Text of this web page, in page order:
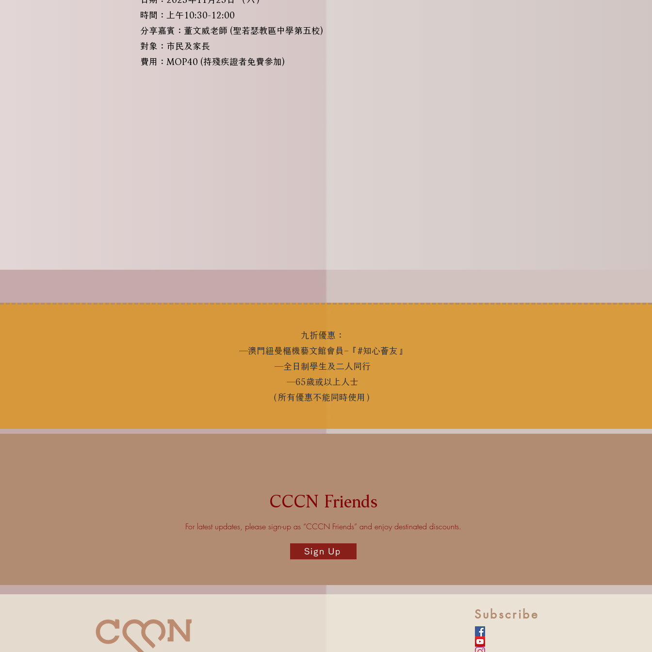
時間：上午10:30-12:00
分享嘉賓：董文威老師 (聖若瑟教區中學第五校)
對象：市民及家長
費用：MOP40 (持殘疾證者免費參加)
九折優惠：
—澳門紐曼樞機藝文館會員–『#知心薈友』
—全日制學生及二人同行
—65歲或以上人士
（所有優惠不能同時使用）
CCCN Friends
For latest updates, please sign-up as “CCCN Friends” and enjoy destinated discounts.
Sign Up
Subscribe​